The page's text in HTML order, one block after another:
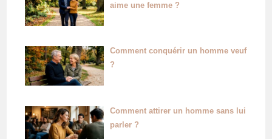
aime une femme ?
Comment conquérir un homme veuf
?
Comment attirer un homme sans lui
parler ?